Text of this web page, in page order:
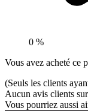
0 %
Vous avez acheté ce
(Seuls les clients
Aucun avis clients
Vous pourriez aussi